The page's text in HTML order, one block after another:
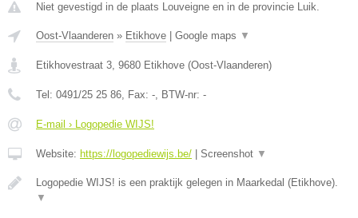
Niet gevestigd in de plaats Louveigne en in de provincie Luik.
Oost-Vlaanderen » Etikhove Google maps ▼
Etikhovestraat 3, 9680 Etikhove (Oost-Vlaanderen)
Tel: 0491/25 25 86, Fax: -, BTW-nr: -
E-mail › Logopedie WIJS!
Website: https://logopediewijs.be/ Screenshot ▼
Logopedie WIJS! is een praktijk gelegen in Maarkedal (Etikhove).
▼